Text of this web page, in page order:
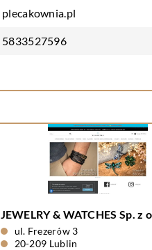
plecakownia.pl
5833527596
JEWELRY & WATCHES Sp. z
ul. Frezerów 3
20-209 Lublin